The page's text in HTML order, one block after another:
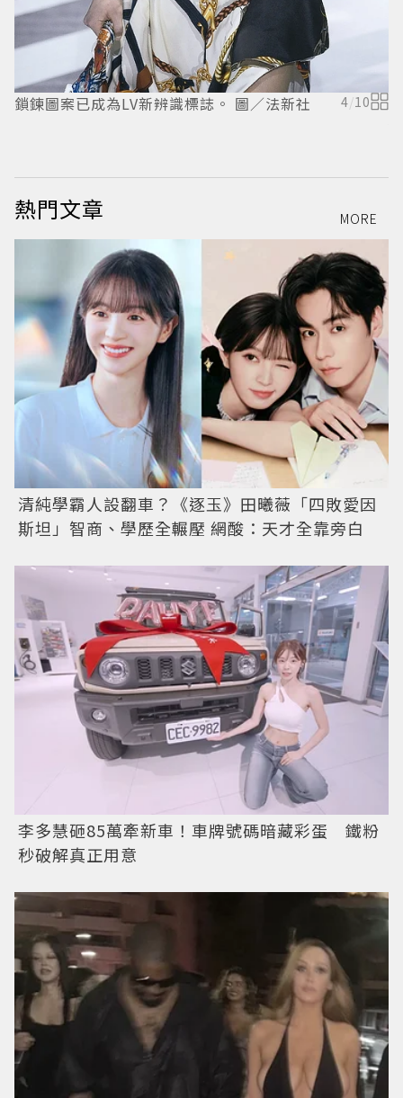
鎖鍊圖案已成為LV新辨識標誌。 圖／法新社 4/10
熱門文章 MORE
清純學霸人設翻車？《逐玉》田曦薇「四敗愛因
斯坦」智商、學歷全輾壓 網酸：天才全靠旁白
李多慧砸85萬牽新車！車牌號碼暗藏彩蛋 鐵粉
秒破解真正用意